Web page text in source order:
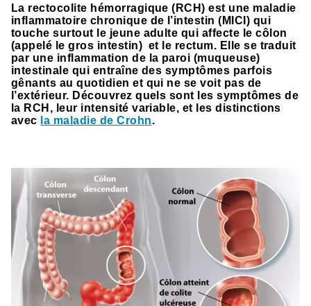
La rectocolite hémorragique (RCH) est une maladie
inflammatoire chronique de l’intestin (MICI) qui
touche surtout le jeune adulte qui affecte le côlon
(appelé le gros intestin) et le rectum. Elle se traduit
par une inflammation de la paroi (muqueuse)
intestinale qui entraîne des symptômes parfois
gênants au quotidien et qui ne se voit pas de
l’extérieur. Découvrez quels sont les symptômes de
la RCH, leur intensité variable, et les distinctions
avec la maladie de Crohn.